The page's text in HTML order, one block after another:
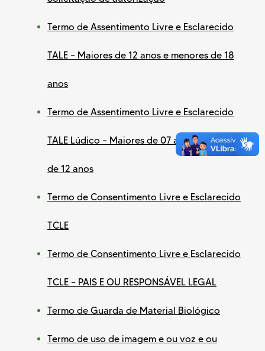
Termo de Assentimento Livre e Esclarecido
TALE – Maiores de 12 anos e menores de 18
anos
Termo de Assentimento Livre e Esclarecido
TALE Lúdico – Maiores de 07 anos e menores
de 12 anos
Termo de Consentimento Livre e Esclarecido
TCLE
Termo de Consentimento Livre e Esclarecido
TCLE – PAIS E OU RESPONSÁVEL LEGAL
Termo de Guarda de Material Biológico
Termo de uso de imagem e ou voz e ou